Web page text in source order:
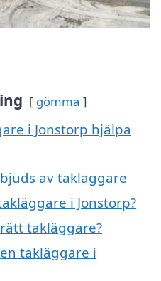
gömma
i Jonstorp hjälpa
av takläggare
i Jonstorp?
takläggare?
takläggare i